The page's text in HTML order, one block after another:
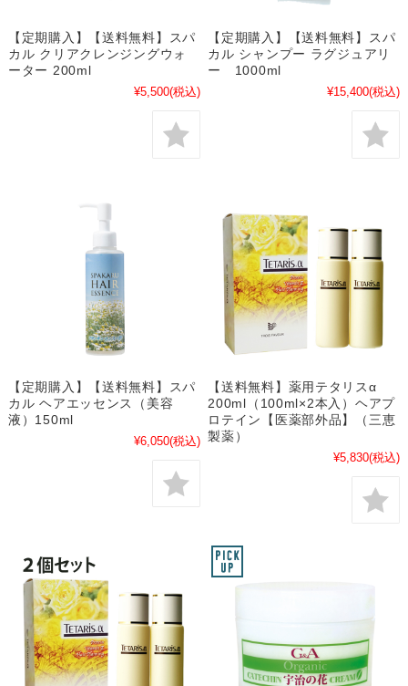
【定期購入】【送料無料】スパ
カル クリアクレンジングウォ
ーター 200ml
¥5,500(税込)
【定期購入】【送料無料】スパ
カル シャンプー ラグジュアリ
ー 1000ml
¥15,400(税込)
【定期購入】【送料無料】スパ
カル ヘアエッセンス（美容
液）150ml
¥6,050(税込)
【送料無料】薬用テタリスα
200ml（100ml×2本入）ヘアプ
ロテイン【医薬部外品】（三恵
製薬）
¥5,830(税込)